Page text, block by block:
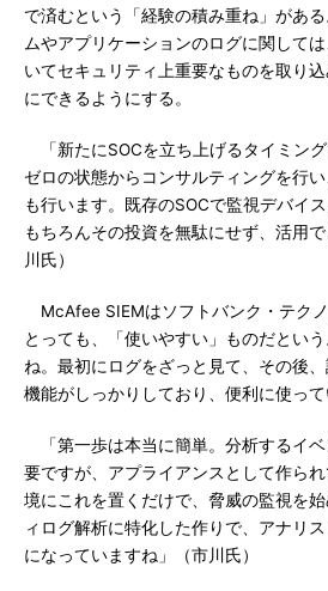
で済むという「経験の積み重ね」があ
ムやアプリケーションのログに関して
いてセキュリティ上重要なものを取り
にできるようにする。
「新たにSOCを立ち上げるタイミン
ゼロの状態からコンサルティングを行
も行います。既存のSOCで監視デバイ
もちろんその投資を無駄にせず、活用
川氏）
McAfee SIEMはソフトバンク・テク
とっても、「使いやすい」ものだとい
ね。最初にログをざっと見て、その後
機能がしっかりしており、便利に使って
「第一歩は本当に簡単。分析するイ
要ですが、アプライアンスとして作ら
境にこれを置くだけで、脅威の監視を
ィログ解析に特化した作りで、アナリ
になっていますね」（市川氏）